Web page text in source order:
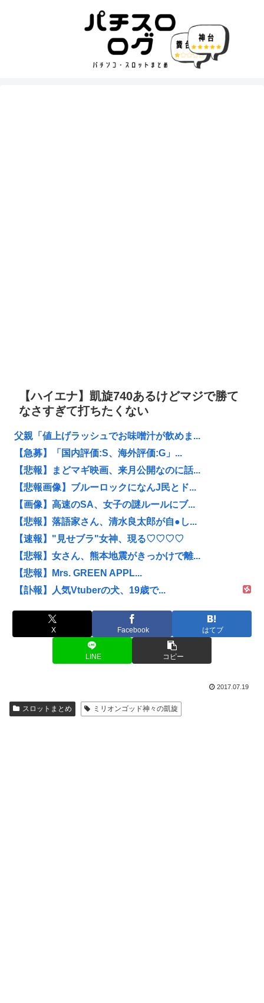
【ハイエナ】凱旋740あるけどマジで勝て
なさすぎて打ちたくない
父親「値上げラッシュでお味噌汁が飲めま...
【急募】「国内評価:S、海外評価:G」...
【悲報】まどマギ映画、来月公開なのに話...
【悲報画像】ブルーロックになんJ民とド...
【画像】高速のSA、女子の謎ルールにブ...
【悲報】落語家さん、清水良太郎が自●し...
【速報】"見せブラ"女神、現る♡♡♡♡
【悲報】女さん、熊本地震がきっかけで離...
【悲報】Mrs. GREEN APPL...
【訃報】人気Vtuberの犬、19歳で...
X Facebook はてブ
LINE コピー
2017.07.19
スロットまとめ ミリオンゴッド神々の凱旋